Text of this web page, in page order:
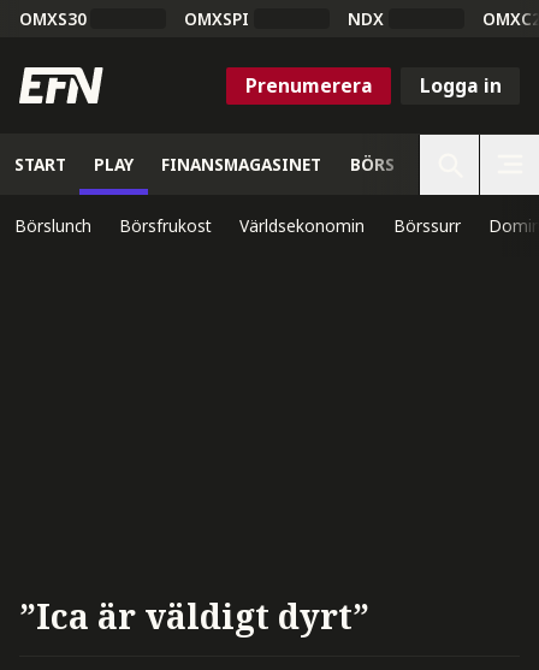
OMXS30 OMXSPI NDX
Prenumerera Logga in
START PLAY FINANSMAGASINET BÖRS
Börslunch Börsfrukost Världsekonomin Börssurr
”Ica är väldigt dyrt”